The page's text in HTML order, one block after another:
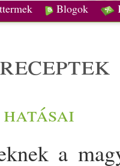
Blogok
receptek
a